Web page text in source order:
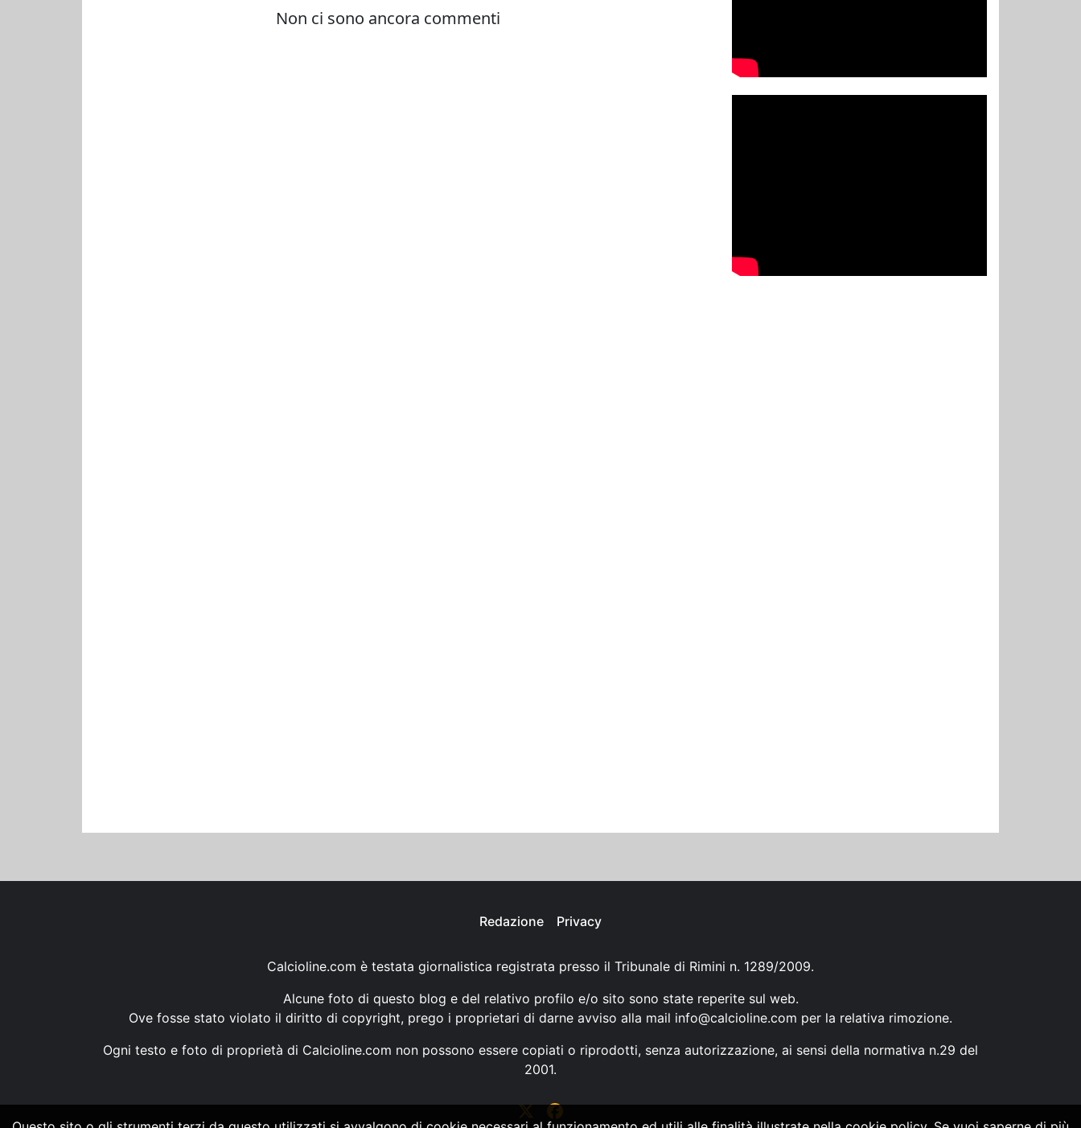
Redazione Privacy
Calcioline.com è testata giornalistica registrata presso il Tribunale di Rimini n. 1289/2009.
Alcune foto di questo blog e del relativo profilo e/o sito sono state reperite sul web.
Ove fosse stato violato il diritto di copyright, prego i proprietari di darne avviso alla mail info@calcioline.com per la relativa rimozione.
Ogni testo e foto di proprietà di Calcioline.com non possono essere copiati o riprodotti, senza autorizzazione, ai sensi della normativa n.29 del
2001.